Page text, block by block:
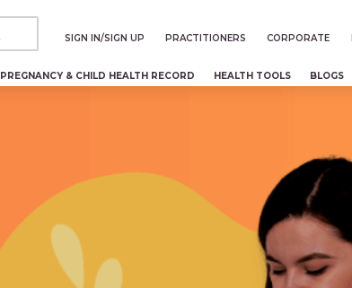
SIGN IN/SIGN UP PRACTITIONERS CORPORATE
PREGNANCY & CHILD HEALTH RECORD HEALTH TOOLS BLOGS